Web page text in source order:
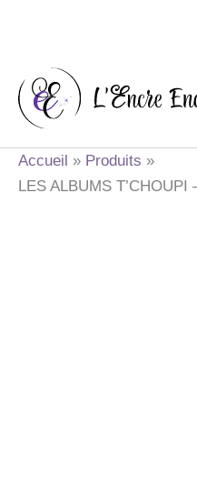
contenu
Accueil
Produits
LES ALBUMS T’CHOUPI